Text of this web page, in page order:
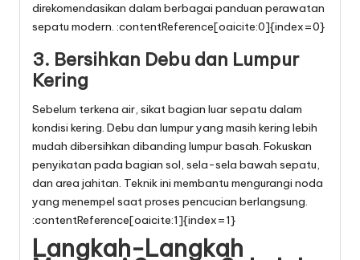
direkomendasikan dalam berbagai panduan perawatan
sepatu modern. :contentReference[oaicite:0]{index=0}
3. Bersihkan Debu dan Lumpur
Kering
Sebelum terkena air, sikat bagian luar sepatu dalam
kondisi kering. Debu dan lumpur yang masih kering lebih
mudah dibersihkan dibanding lumpur basah. Fokuskan
penyikatan pada bagian sol, sela-sela bawah sepatu,
dan area jahitan. Teknik ini membantu mengurangi noda
yang menempel saat proses pencucian berlangsung.
:contentReference[oaicite:1]{index=1}
Langkah-Langkah